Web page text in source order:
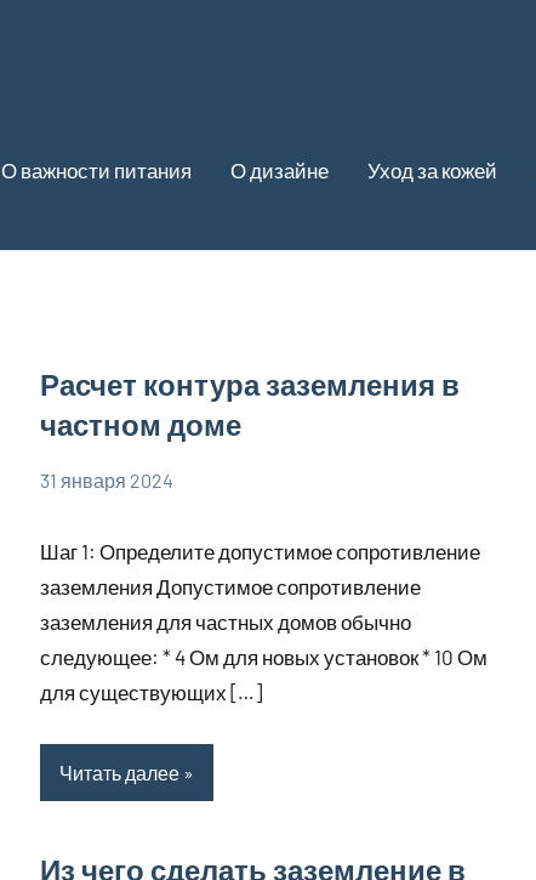
О важности питания О дизайне Уход за кожей
Расчет контура заземления в
частном доме
31 января 2024
phoenex_ru
Шаг 1: Определите допустимое сопротивление
заземления Допустимое сопротивление
заземления для частных домов обычно
следующее: * 4 Ом для новых установок * 10 Ом
для существующих […]
Читать далее
Из чего сделать заземление в